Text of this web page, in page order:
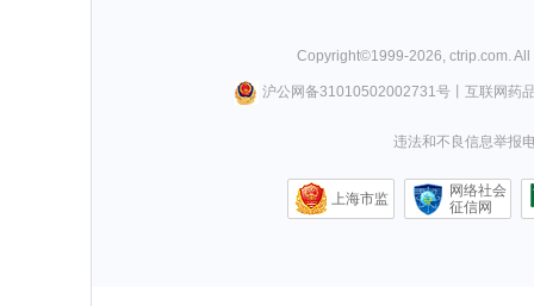
Copyright©1999-2026 ctrip.com .
沪公网备31010502002731号丨 互联网药
违法和不良信息举报
上海市监
网络社会
征信网